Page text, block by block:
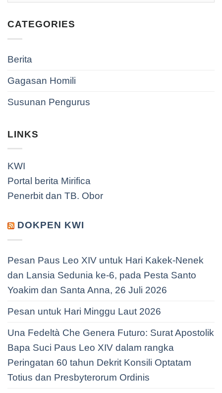
CATEGORIES
Berita
Gagasan Homili
Susunan Pengurus
LINKS
KWI
Portal berita Mirifica
Penerbit dan TB. Obor
DOKPEN KWI
Pesan Paus Leo XIV untuk Hari Kakek-Nenek
dan Lansia Sedunia ke-6, pada Pesta Santo
Yoakim dan Santa Anna, 26 Juli 2026
Pesan untuk Hari Minggu Laut 2026
Una Fedeltà Che Genera Futuro: Surat Apostolik
Bapa Suci Paus Leo XIV dalam rangka
Peringatan 60 tahun Dekrit Konsili Optatam
Totius dan Presbyterorum Ordinis